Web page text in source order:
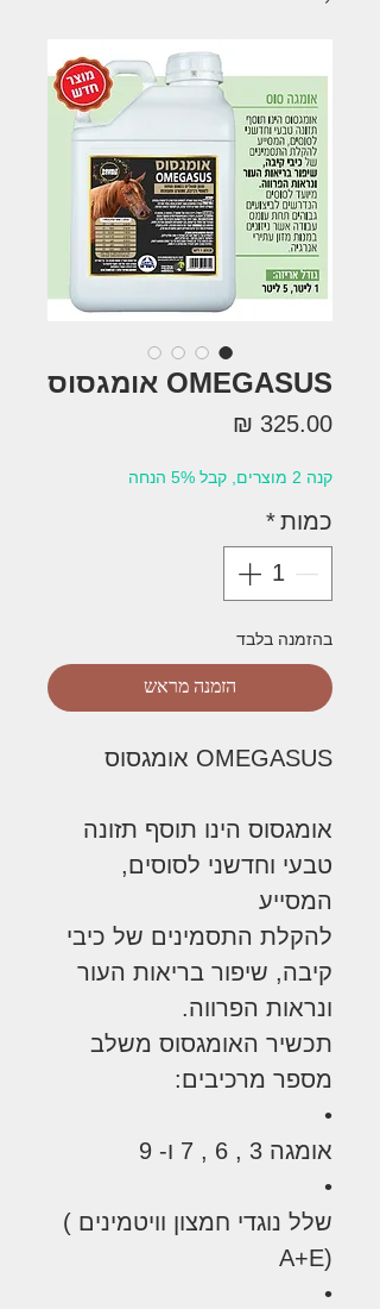
OMEGASUS אומגסוס
קנה 2 מוצרים, קבל 5% הנחה
כמות*
בהזמנה בלבד
הזמנה מראש
OMEGASUS אומגסוס
אומגסוס הינו תוסף תזונה
טבעי וחדשני לסוסים,
המסייע
להקלת התסמינים של כיבי
קיבה, שיפור בריאות העור
ונראות הפרווה.
תכשיר האומגסוס משלב
מספר מרכיבים:
•
אומגה 3 , 6 , 7 ו- 9
•
שלל נוגדי חמצון וויטמינים )
(A+E
•